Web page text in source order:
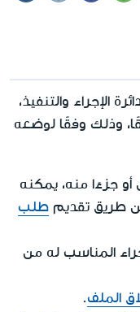
والتنفيذ،
وذلك وفقًا لوضعه
جزءًا منه، يمكنه
طريق تقديم طلب
المناسب له من
الملف.